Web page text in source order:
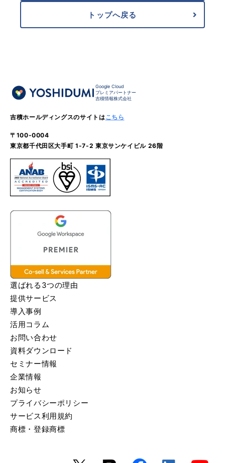
トップへ戻る
Google Cloud
プレミアパートナー
吉積情報株式会社
吉積ホールディングスのサイトはこちら
〒100-0004
東京都千代田区大手町 1-7-2 東京サンケイビル 26階
選ばれる3つの理由
提供サービス
導入事例
活用コラム
お問い合わせ
資料ダウンロード
セミナー情報
企業情報
お知らせ
プライバシーポリシー
サービス利用規約
商標・登録商標